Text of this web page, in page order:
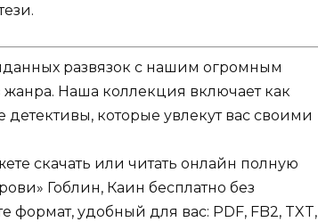
развязок с нашим огромным
Наша коллекция включает как
которые увлекут вас своими
скачать или читать онлайн полную
Гоблин, Каин бесплатно без
формат, удобный для вас: PDF, FB2, TXT,